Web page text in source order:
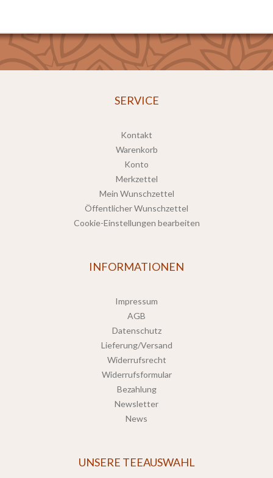
SERVICE
Kontakt
Warenkorb
Konto
Merkzettel
Mein Wunschzettel
Öffentlicher Wunschzettel
Cookie-Einstellungen bearbeiten
INFORMATIONEN
Impressum
AGB
Datenschutz
Lieferung/Versand
Widerrufsrecht
Widerrufsformular
Bezahlung
Newsletter
News
UNSERE TEEAUSWAHL